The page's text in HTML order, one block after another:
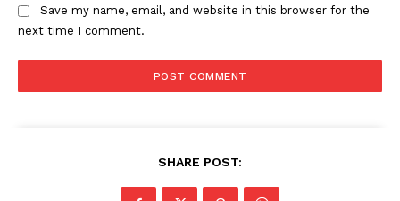
Save my name, email, and website in this browser for the
next time I comment.
SHARE POST: